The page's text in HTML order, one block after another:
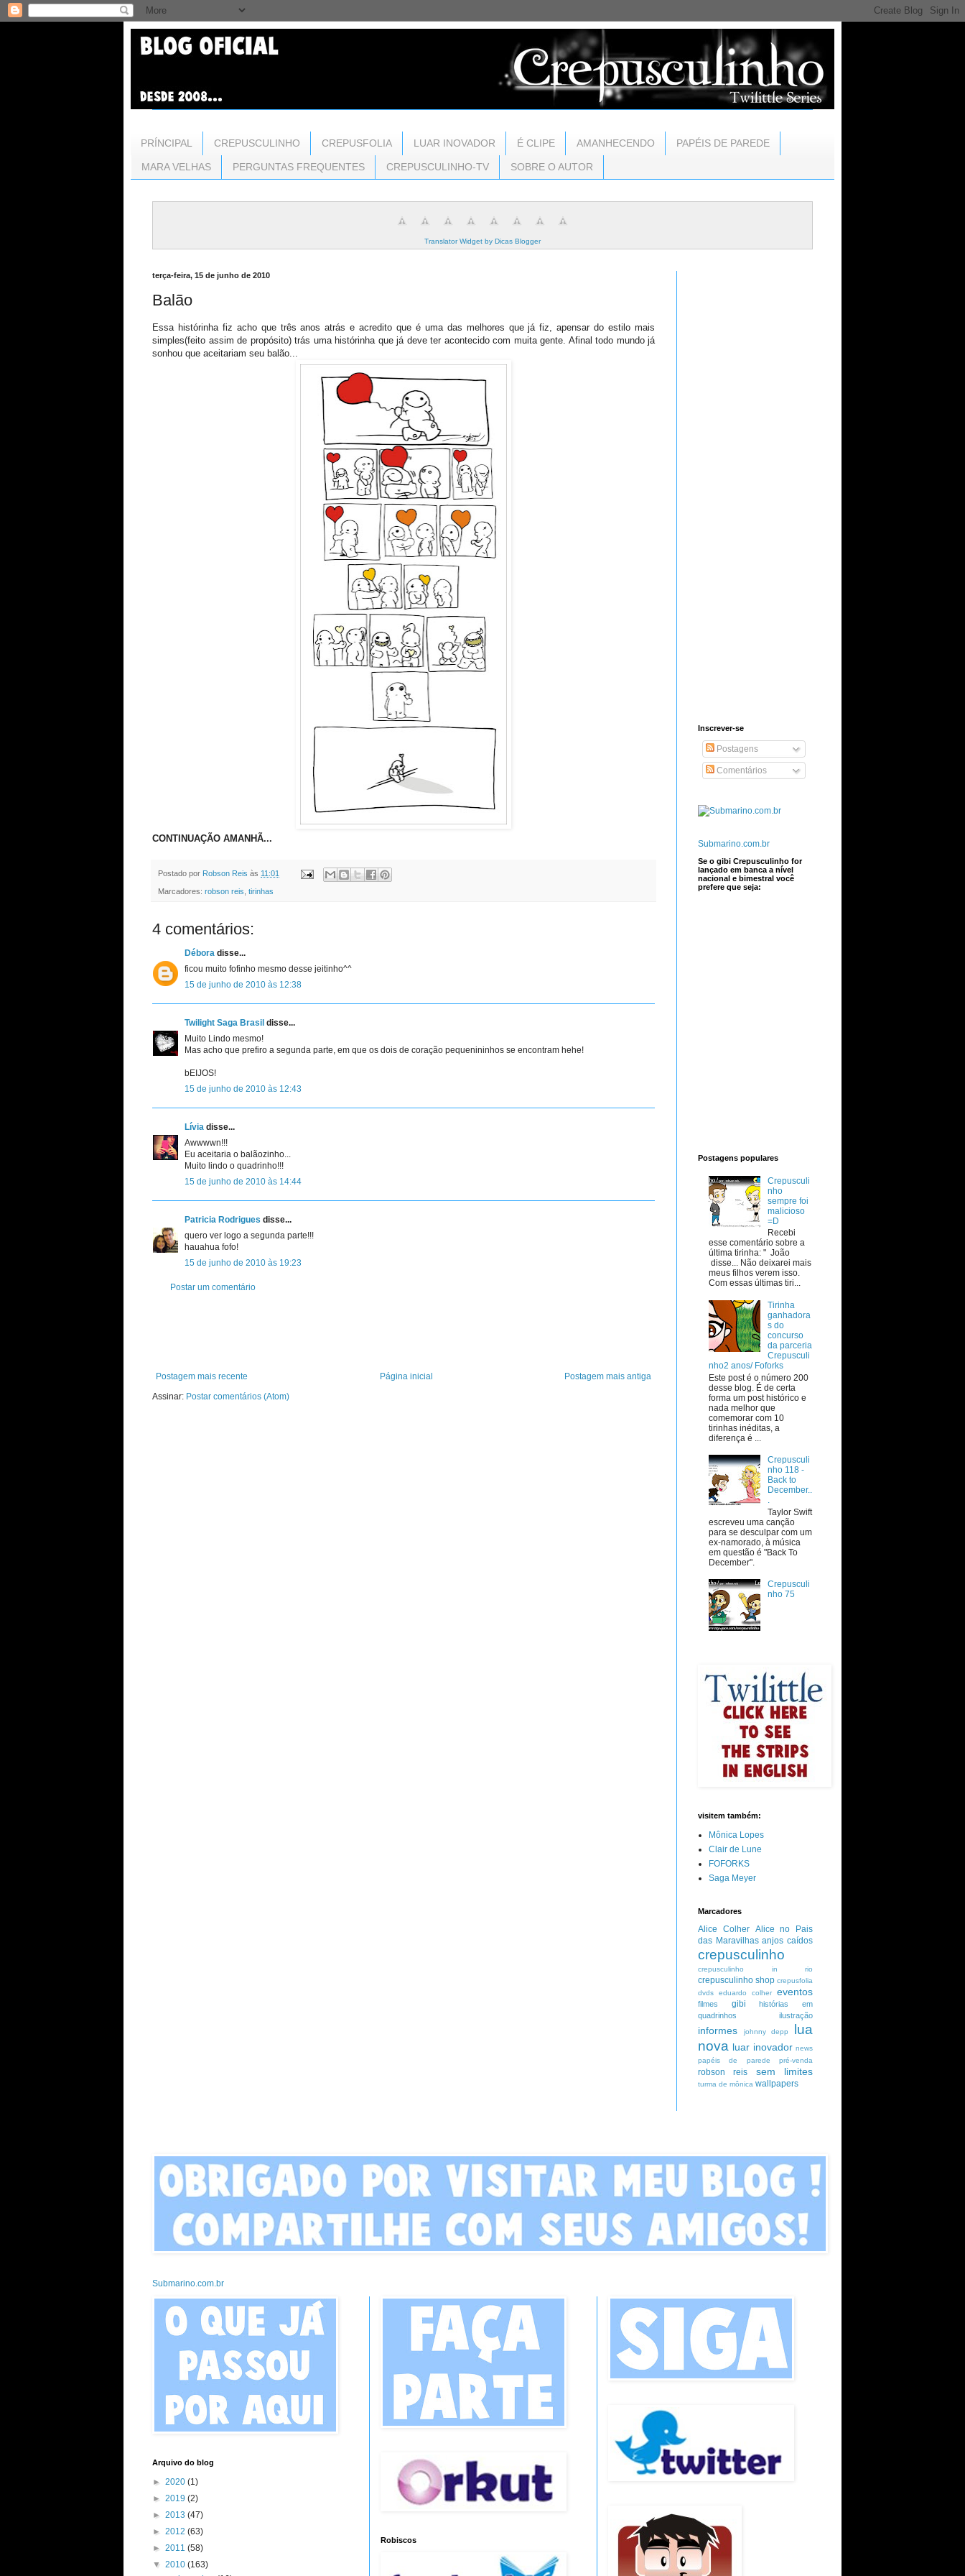
PRÍNCIPAL CREPUSCULINHO CREPUSFOLIA LUAR INOVADOR É CLIPE AMANHECENDO PAPÉIS DE PAREDE
MARA VELHAS PERGUNTAS FREQUENTES CREPUSCULINHO-TV SOBRE O AUTOR
Translator Widget by Dicas Blogger
terça-feira, 15 de junho de 2010
Balão
Essa histórinha fiz acho que três anos atrás e acredito que é uma das melhores que já fiz, apensar do estilo mais
simples(feito assim de propósito) trás uma histórinha que já deve ter acontecido com muita gente. Afinal todo mundo já
sonhou que aceitariam seu balão...
CONTINUAÇÃO AMANHÃ...
Postado por Robson Reis às 11:01
Marcadores: robson reis tirinhas
4 comentários:
Débora disse...
ficou muito fofinho mesmo desse jeitinho^^
15 de junho de 2010 às 12:38
Twilight Saga Brasil disse...
Muito Lindo mesmo!
Mas acho que prefiro a segunda parte, em que os dois de coração pequenininhos se encontram hehe!
bEIJOS!
15 de junho de 2010 às 12:43
Lívia disse...
Awwwwn!!!
Eu aceitaria o balãozinho...
Muito lindo o quadrinho!!!
15 de junho de 2010 às 14:44
Patricia Rodrigues disse...
quero ver logo a segunda parte!!!
hauahua fofo!
15 de junho de 2010 às 19:23
Postar um comentário
Postagem mais recente Postagem mais antiga
Página inicial
Assinar: Postar comentários (Atom)
Inscrever-se
Postagens
Comentários
Submarino.com.br
Se o gibi Crepusculinho for
lançado em banca a nível
nacional e bimestral você
prefere que seja:
Postagens populares
Crepusculi
nho
sempre foi
malicioso
=D
Recebi
esse comentário sobre a
última tirinha: " João
disse... Não deixarei mais
meus filhos verem isso.
Com essas últimas tiri...
Tirinha
ganhadora
s do
concurso
da parceria
Crepusculi
nho2 anos/ Foforks
Este post é o número 200
desse blog. É de certa
forma um post histórico e
nada melhor que
comemorar com 10
tirinhas inéditas, a
diferença é ...
Crepusculi
nho 118 -
Back to
December..
.
Taylor Swift
escreveu uma canção
para se desculpar com um
ex-namorado, à música
em questão é "Back To
December".
Crepusculi
nho 75
visitem também:
Mônica Lopes
Clair de Lune
FOFORKS
Saga Meyer
Marcadores
Alice Colher Alice no Pais
das Maravilhas anjos caídos
crepusculinho
crepusculinho in rio
crepusculinho shop crepusfolia
dvds
eduardo colher eventos
filmes gibi
histórias em
quadrinhos
ilustração
informes johnny depp
lua
nova luar inovador news
papéis de parede
pré-venda
robson reis sem limites
turma de mônica wallpapers
Submarino.com.br
Arquivo do blog
► 2020 (1)
► 2019 (2)
► 2013 (47)
► 2012 (63)
► 2011 (58)
▼ 2010 (163)
Robiscos